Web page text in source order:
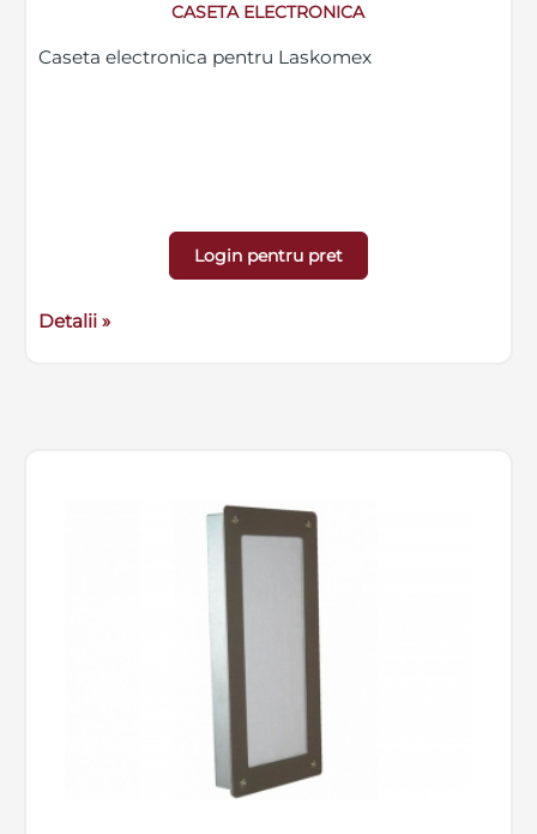
CASETA ELECTRONICA
Caseta electronica pentru Laskomex
Login pentru pret
Detalii »